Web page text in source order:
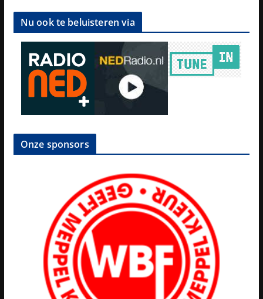
Nu ook te beluisteren via
Onze sponsors